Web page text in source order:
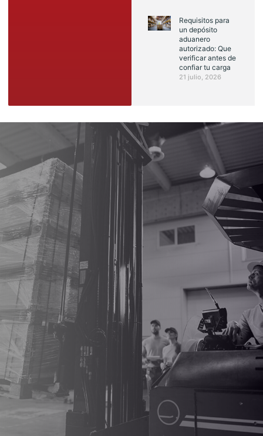
Requisitos para
un depósito
aduanero
autorizado: Que
verificar antes de
confiar tu carga
21 julio, 2026